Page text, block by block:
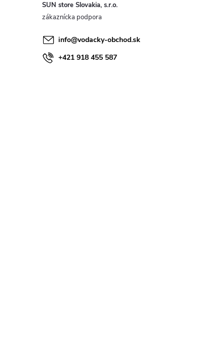
SUN store Slovakia, s.r.o.
info@vodacky-obchod.sk
+421 918 455 587